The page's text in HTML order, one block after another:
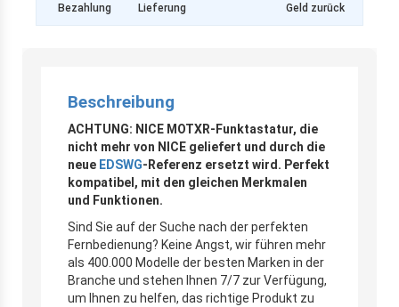
Bezahlung
Lieferung
Geld zurück
Beschreibung
ACHTUNG: NICE MOTXR-Funktastatur, die
nicht mehr von NICE geliefert und durch die
neue EDSWG-Referenz ersetzt wird. Perfekt
kompatibel, mit den gleichen Merkmalen
und Funktionen.
Sind Sie auf der Suche nach der perfekten
Fernbedienung? Keine Angst, wir führen mehr
als 400.000 Modelle der besten Marken in der
Branche und stehen Ihnen 7/7 zur Verfügung,
um Ihnen zu helfen, das richtige Produkt zu